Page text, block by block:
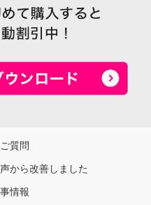
質問
から改善しました
情報